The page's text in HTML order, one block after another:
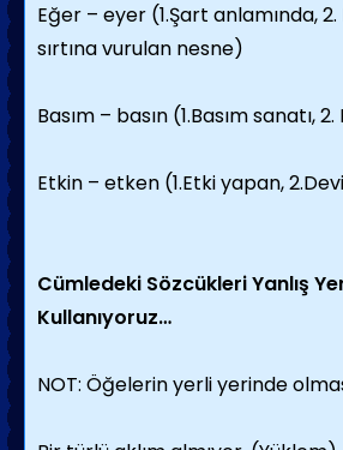
Eğer – eyer (1.Şart anlamında,
sırtına vurulan nesne)
Basım – basın (1.Basım sanatı, 2.
Etkin – etken (1.Etki yapan,
Cümledeki Sözcükleri Yanlış
Kullanıyoruz…
NOT: Öğelerin yerli yerinde